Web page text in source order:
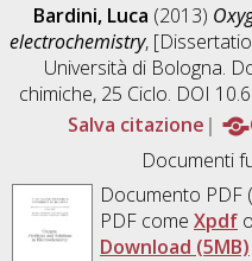
Bardini, Luca (2013)
electrochemistry,
Università di Bologna.
chimiche, 25 Ciclo. DOI
Salva citazione
Documenti
Documento PDF
PDF come Xpdfo
Download (5MB)